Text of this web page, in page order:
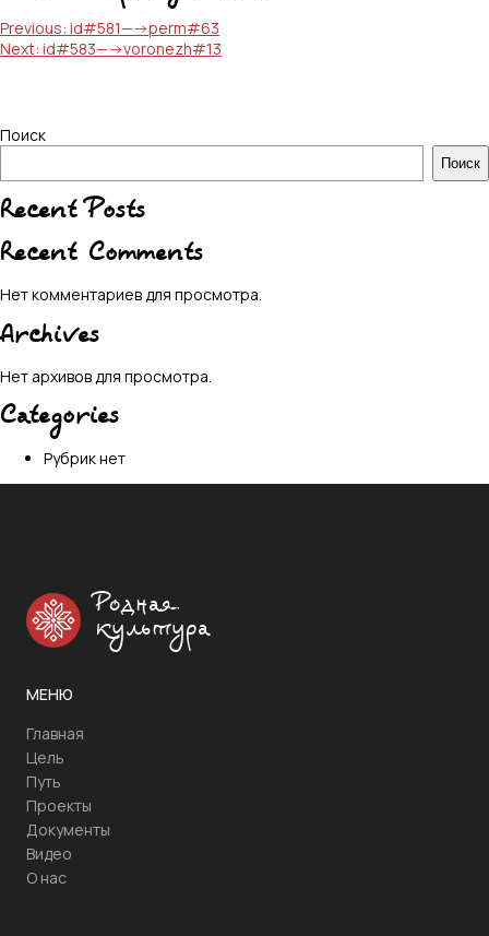
Навигация
по
Previous: id#581—->perm#63
Next: id#583—->voronezh#13
Поиск
Поиск
Recent Posts
Recent Comments
Нет комментариев для просмотра.
Archives
Нет архивов для просмотра.
Categories
Рубрик нет
Родная
культура
МЕНЮ
Главная
Цель
Путь
Проекты
Документы
Видео
О нас